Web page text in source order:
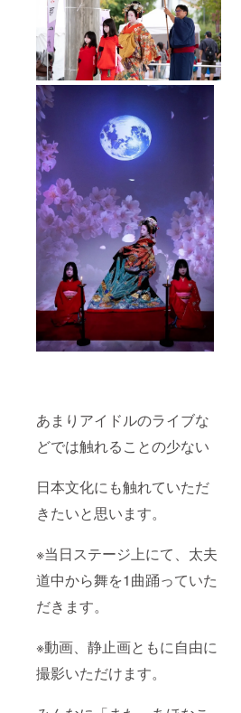
あまりアイドルのライブな
どでは触れることの少ない
日本文化にも触れていただ
きたいと思います。
※当日ステージ上にて、太夫
道中から舞を1曲踊っていた
だきます。
※動画、静止画ともに自由に
撮影いただけます。